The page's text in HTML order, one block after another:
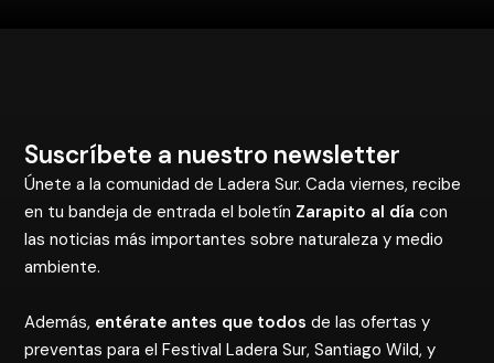
Suscríbete a nuestro newsletter
Únete a la comunidad de Ladera Sur. Cada viernes, recibe
en tu bandeja de entrada el boletín Zarapito al día con
las noticias más importantes sobre naturaleza y medio
ambiente.
Además, entérate antes que todos de las ofertas y
preventas para el Festival Ladera Sur, Santiago Wild, y